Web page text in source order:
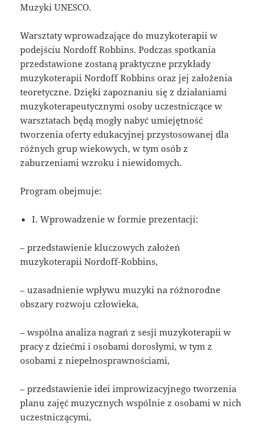
Muzyki UNESCO.
Warsztaty wprowadzające do muzykoterapii w
podejściu Nordoff Robbins. Podczas spotkania
przedstawione zostaną praktyczne przykłady
muzykoterapii Nordoff Robbins oraz jej założenia
teoretyczne. Dzięki zapoznaniu się z działaniami
muzykoterapeutycznymi osoby uczestniczące w
warsztatach będą mogły nabyć umiejętność
tworzenia oferty edukacyjnej przystosowanej dla
różnych grup wiekowych, w tym osób z
zaburzeniami wzroku i niewidomych.
Program obejmuje:
I. Wprowadzenie w formie prezentacji:
– przedstawienie kluczowych założeń
muzykoterapii Nordoff-Robbins,
– uzasadnienie wpływu muzyki na różnorodne
obszary rozwoju człowieka,
– wspólna analiza nagrań z sesji muzykoterapii w
pracy z dziećmi i osobami dorosłymi, w tym z
osobami z niepełnosprawnościami,
– przedstawienie idei improwizacyjnego tworzenia
planu zajęć muzycznych wspólnie z osobami w nich
uczestniczącymi,